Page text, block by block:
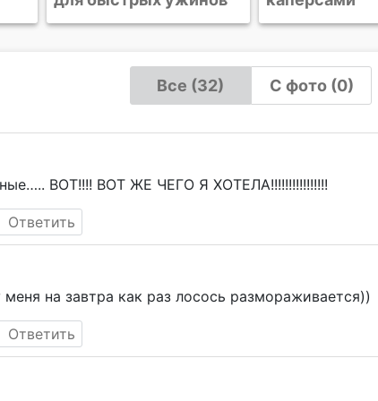
Все (32) С фото (0)
ВОТ!!!! ВОТ ЖЕ ЧЕГО Я ХОТЕЛА!!!!!!!!!!!!!!!!
Ответить
меня на завтра как раз лосось размораживается))
Ответить